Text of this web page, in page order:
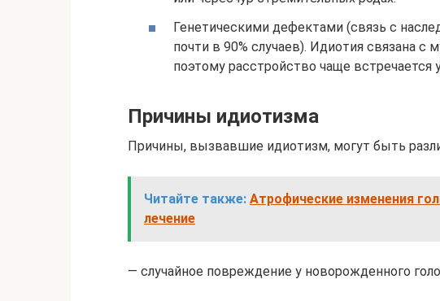
Генетическими дефектами (связь с
почти в 90% случаев). Идиотия связана с
поэтому расстройство чаще встречается
Причины идиотизма
Причины, вызвавшие идиотизм, могут быть
Читайте также: Атрофические изменения
лечение
— случайное повреждение у новорожденного